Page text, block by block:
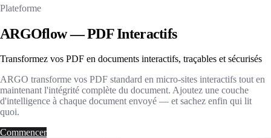
Plateforme
ARGOflow — PDF Interactifs
Transformez vos PDF en documents interactifs, traçables et sécurisés
ARGO transforme vos PDF standard en micro-sites interactifs tout en
maintenant l'intégrité complète du document. Ajoutez une couche
d'intelligence à chaque document envoyé — et sachez enfin qui lit
quoi.
Commencer